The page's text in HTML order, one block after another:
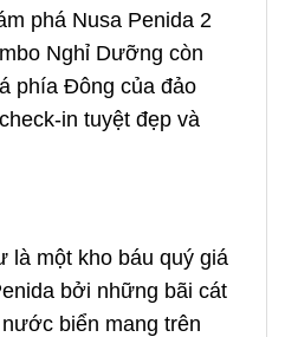
phá Nusa Penida 2
Nghỉ Dưỡng còn
phía Đông của đảo
in tuyệt đẹp và
là một kho báu quý giá
bởi những bãi cát
biển mang trên